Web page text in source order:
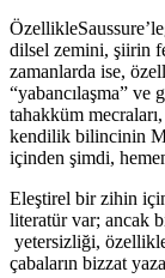
dilsel zemini, şiirin
zamanlarda ise,
“yabancılaşma” ve
tahakküm
kendilik bilincinin
içinden şimdi,
Eleştirel bir zihin
literatür var; ancak
yetersizliği,
çabaların bizzat